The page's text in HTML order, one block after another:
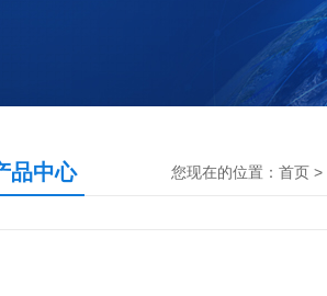
品中心 您现在的位置： 首页 >